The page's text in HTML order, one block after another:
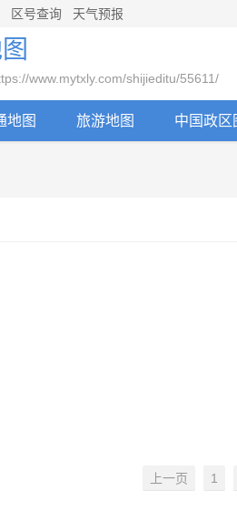
区号查询 天气预报
www.mytxly.com/shijieditu/55611/
地图 旅游地图 中国政区
上一页 1